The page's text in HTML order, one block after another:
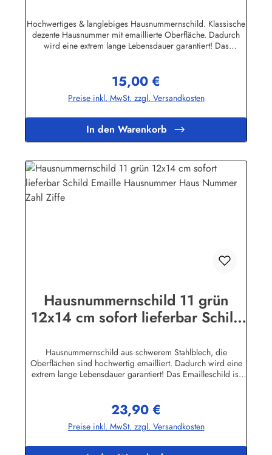
Hochwertiges & langlebiges Hausnummernschild. Klassische
dezente Hausnummer mit emaillierte Oberfläche. Dadurch
wird eine extrem lange Lebensdauer garantiert! Das
Frost über viele Jahre stand! Nicht das passende dabei? Sie
sind auf der Suche nach genau diesem Schild nur in einer
anderen Farbe oder einer anderen Aufschrift? Kein Problem!
an.Zum KontaktformularHier geht's zu unserem Konfigurator
für Emaille Schilder mit Wunschtext
Regulärer Preis:
15,00 €
Preise inkl. MwSt. zzgl. Versandkosten
In den Warenkorb
Hausnummernschild 11 grün
12x14 cm sofort lieferbar Schild
Nummer Zahl Ziffe
Hausnummernschild aus schwerem Stahlblech, die
Oberflächen sind hochwertig emailliert. Dadurch wird eine
extrem lange Lebensdauer garantiert! Das Emailleschild ist
stand! Wetterfest und UV-beständigNicht das Passende
gefunden? Hier geht's zu den Hausnummern nach Wunsch
Herstellerinformationen:Buddel-Bini Inh. Eda Binikowski
Regulärer Preis:
23,90 €
Preise inkl. MwSt. zzgl. Versandkosten